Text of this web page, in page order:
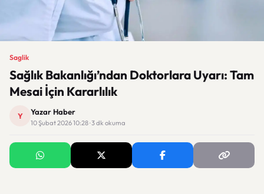
Saglik
Sağlık Bakanlığı’ndan Doktorlara Uyarı: Tam
Mesai İçin Kararlılık
Y Yazar Haber
10 Şubat 2026 10:28 · 3 dk okuma